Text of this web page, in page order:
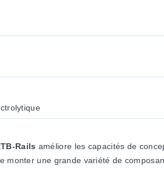
Rails améliore les capacités de
monter une grande variété de